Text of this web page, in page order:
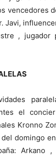
vencedores
Javi,
, jugador
el
Kronno
del domingo
Arkano